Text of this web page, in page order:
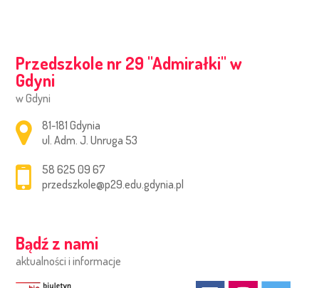
Przedszkole nr 29 ''Admirałki'' w
Gdyni
w Gdyni
Adres pocztowy:
81-181 Gdynia
ul. Adm. J. Unruga 53
58 625 09 67
przedszkole@p29.edu.gdynia.pl
Bądź z nami
aktualności i informacje